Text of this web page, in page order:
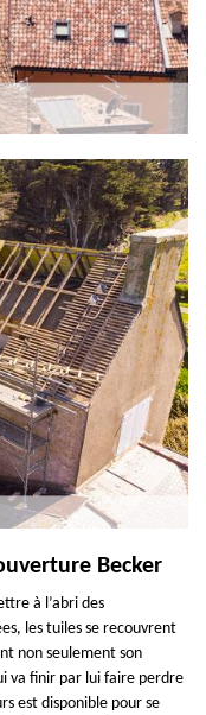
Becker
à l’abri des
les tuiles se recouvrent
non seulement son
va finir par lui faire perdre
est disponible pour se